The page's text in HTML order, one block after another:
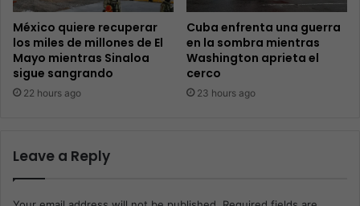
México quiere recuperar
los miles de millones de El
Mayo mientras Sinaloa
sigue sangrando
22 hours ago
Cuba enfrenta una guerra
en la sombra mientras
Washington aprieta el
cerco
23 hours ago
Leave a Reply